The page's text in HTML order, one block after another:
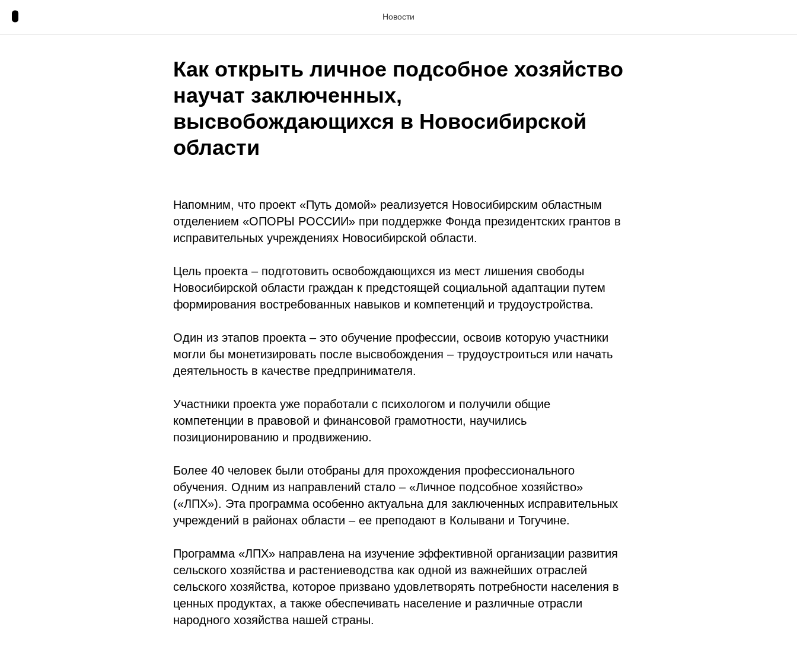
Новости
Как открыть личное подсобное хозяйство
научат заключенных,
высвобождающихся в Новосибирской
области
Напомним, что проект «Путь домой» реализуется Новосибирским областным
отделением «ОПОРЫ РОССИИ» при поддержке Фонда президентских грантов в
исправительных учреждениях Новосибирской области.
Цель проекта – подготовить освобождающихся из мест лишения свободы
Новосибирской области граждан к предстоящей социальной адаптации путем
формирования востребованных навыков и компетенций и трудоустройства.
Один из этапов проекта – это обучение профессии, освоив которую участники
могли бы монетизировать после высвобождения – трудоустроиться или начать
деятельность в качестве предпринимателя.
Участники проекта уже поработали с психологом и получили общие
компетенции в правовой и финансовой грамотности, научились
позиционированию и продвижению.
Более 40 человек были отобраны для прохождения профессионального
обучения. Одним из направлений стало – «Личное подсобное хозяйство»
(«ЛПХ»). Эта программа особенно актуальна для заключенных исправительных
учреждений в районах области – ее преподают в Колывани и Тогучине.
Программа «ЛПХ» направлена на изучение эффективной организации развития
сельского хозяйства и растениеводства как одной из важнейших отраслей
сельского хозяйства, которое призвано удовлетворять потребности населения в
ценных продуктах, а также обеспечивать население и различные отрасли
народного хозяйства нашей страны.